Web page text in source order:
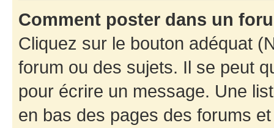
Comment poster dans un
Cliquez sur le bouton adéquat
forum ou des sujets. Il se peut
pour écrire un message. Une
en bas des pages des forums